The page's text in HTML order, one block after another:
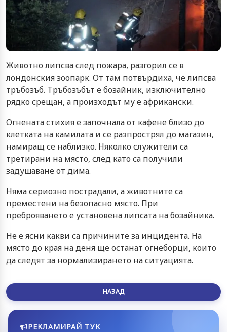
Животно липсва след пожара, разгорил се в
лондонския зоопарк. От там потвърдиха, че липсва
тръбозъб. Тръбозъбът е бозайник, изключително
рядко срещан, а произходът му е африкански.
Огнената стихия е започнала от кафене близо до
клетката на камилата и се разпрострял до магазин,
намиращ се наблизко. Няколко служители са
третирани на място, след като са получили
задушаване от дима.
Няма сериозно пострадали, а животните са
преместени на безопасно място. При
преброяването е установена липсата на бозайника.
Не е ясни какви са причините за инцидента. На
място до края на деня ще останат огнеборци, които
да следят за нормализирането на ситуацията.
НАЗАД
РЕКЛАМИРАЙ ТУК